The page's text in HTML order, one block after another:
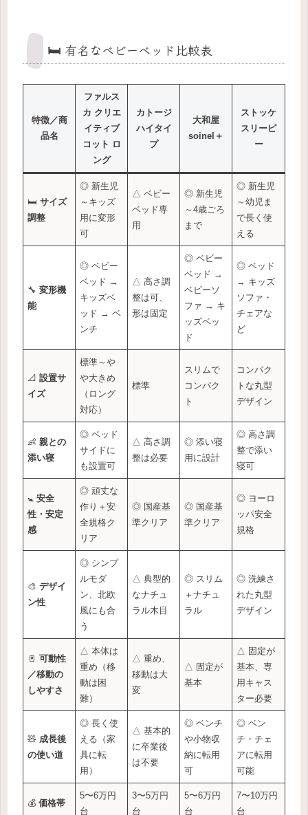
🛏️ 有名なベビーベッド比較表
特徴／商
品名
ファルス
カ クリエ
イティブ
コット ロ
ング
カトージ
ハイタイ
プ
大和屋
soinel＋
ストッケ
スリーピ
ー
🛏️サイズ
調整
◎ 新生児
～キッズ
用に変形
可
△ ベビー
ベッド専
用
◎ 新生児
～4歳ごろ
まで
◎ 新生児
～幼児ま
で長く使
える
🔧変形機
能
◎ ベビー
ベッド →
キッズベ
ッド → ベ
ンチ
△ 高さ調
整は可、
形は固定
◎ ベビー
ベッド →
ベビーソ
ファ → キ
ッズベッ
ド
◎ ベッド
→ キッズ
ソファ・
チェアな
ど
📐設置サ
イズ
標準～や
や大きめ
（ロング
対応）
標準
スリムで
コンパク
ト
コンパク
トな丸型
デザイン
👶親との
添い寝
◎ ベッド
サイドに
も設置可
△ 高さ調
整は必要
◎ 添い寝
用に設計
◎ 高さ調
整で添い
寝可
🚼安全
性・安定
感
◎ 頑丈な
作り＋安
全規格ク
リア
◎ 国産基
準クリア
◎ 国産基
準クリア
◎ ヨーロ
ッパ安全
規格
🎨デザイ
ン性
◎ シンプ
ルモダ
ン、北欧
風にも合
う
△ 典型的
なナチュ
ラル木目
◎ スリム
＋ナチュ
ラル
◎ 洗練さ
れた丸型
デザイン
🚪可動性
／移動の
しやすさ
△ 本体は
重め（移
動は困
難）
△ 重め、
移動は大
変
△ 固定が
基本
△ 固定が
基本、専
用キャス
ター必要
🧸成長後
の使い道
◎ 長く使
える（家
具に転
用）
△ 基本的
に卒業後
は不要
◎ ベンチ
や小物収
納に転用
可
◎ ベン
チ・チェ
アに転用
可能
💰価格帯
5〜6万円
台
3〜5万円
台
5〜6万円
台
7〜10万円
台